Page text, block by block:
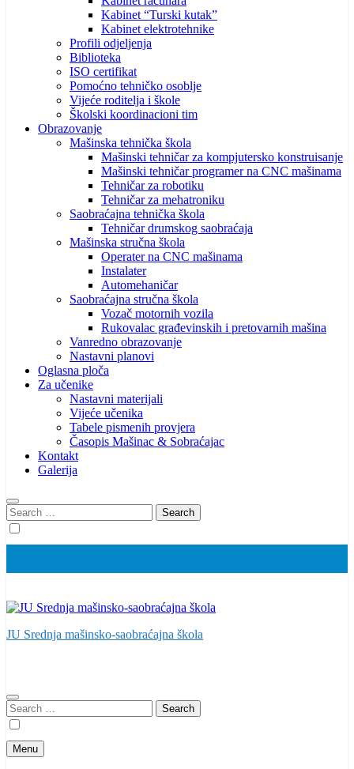
Kabinet “Turski kutak”
Kabinet elektrotehnike
Profili odjeljenja
Biblioteka
ISO certifikat
Pomoćno tehničko osoblje
Vijeće roditelja i škole
Školski koordinacioni tim
Obrazovanje
Mašinska tehnička škola
Mašinski tehničar za kompjutersko konstruisanje
Mašinski tehničar programer na CNC mašinama
Tehničar za robotiku
Tehničar za mehatroniku
Saobraćajna tehnička škola
Tehničar drumskog saobraćaja
Mašinska stručna škola
Operater na CNC mašinama
Instalater
Automehaničar
Saobraćajna stručna škola
Vozač motornih vozila
Rukovalac građevinskih i pretovarnih mašina
Vanredno obrazovanje
Nastavni planovi
Oglasna ploča
Za učenike
Nastavni materijali
Vijeće učenika
Tabele pismenih provjera
Časopis Mašinac & Sobraćajac
Kontakt
Galerija
Search
for:
JU Srednja mašinsko-saobraćajna škola
Search
for:
Menu